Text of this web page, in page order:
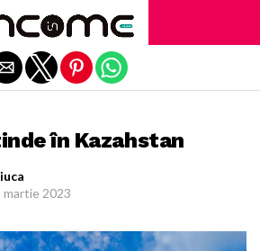
în Kazahstan
martie 2023
mobile version